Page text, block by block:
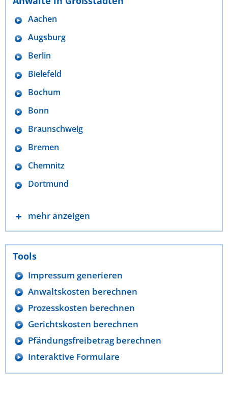
Aachen
Augsburg
Berlin
Bielefeld
Bochum
Bonn
Braunschweig
Bremen
Chemnitz
Dortmund
mehr anzeigen
Tools
Impressum generieren
Anwaltskosten berechnen
Prozesskosten berechnen
Gerichtskosten berechnen
Pfändungsfreibetrag berechnen
Interaktive Formulare